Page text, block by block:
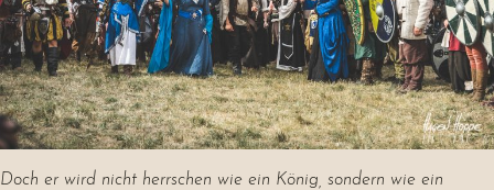
Doch er wird nicht herrschen wie ein König, sondern wie ein